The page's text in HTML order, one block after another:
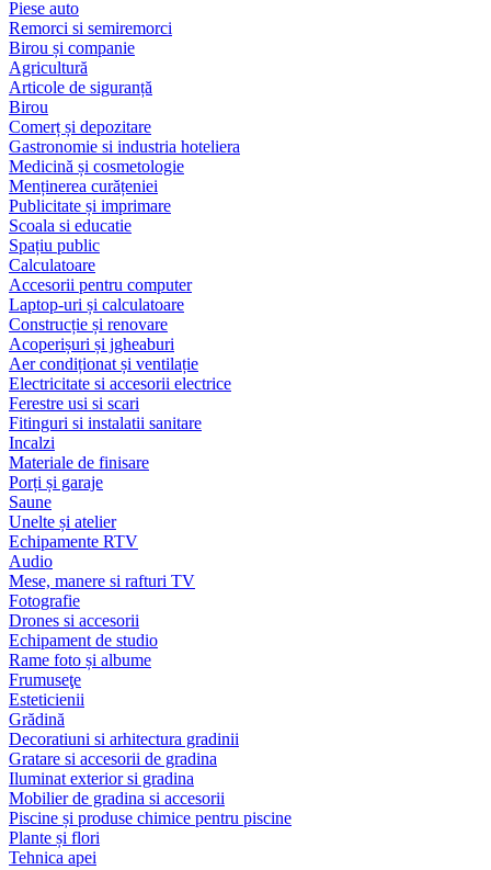
Piese auto
Remorci si semiremorci
Birou și companie
Agricultură
Articole de siguranță
Birou
Comerț și depozitare
Gastronomie si industria hoteliera
Medicină și cosmetologie
Menținerea curățeniei
Publicitate și imprimare
Scoala si educatie
Spațiu public
Calculatoare
Accesorii pentru computer
Laptop-uri și calculatoare
Construcție și renovare
Acoperișuri și jgheaburi
Aer condiționat și ventilație
Electricitate si accesorii electrice
Ferestre usi si scari
Fitinguri si instalatii sanitare
Incalzi
Materiale de finisare
Porți și garaje
Saune
Unelte și atelier
Echipamente RTV
Audio
Mese, manere si rafturi TV
Fotografie
Drones si accesorii
Echipament de studio
Rame foto și albume
Frumuseţe
Esteticienii
Grădină
Decoratiuni si arhitectura gradinii
Gratare si accesorii de gradina
Iluminat exterior si gradina
Mobilier de gradina si accesorii
Piscine și produse chimice pentru piscine
Plante și flori
Tehnica apei